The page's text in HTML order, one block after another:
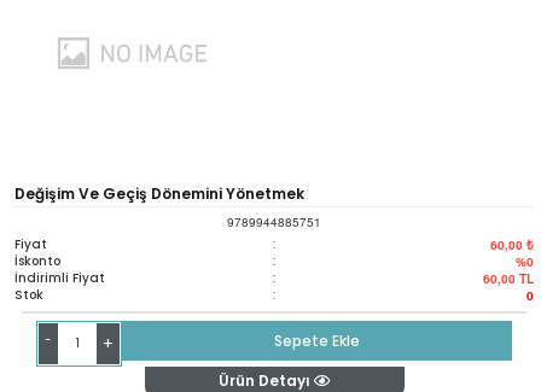
Değişim Ve Geçiş Dönemini Yönetmek
9789944885751
Fiyat : 60,00 ₺
İskonto : %0
İndirimli Fiyat : 60,00 TL
Stok : 0
- +
Sepete Ekle
Ürün Detayı